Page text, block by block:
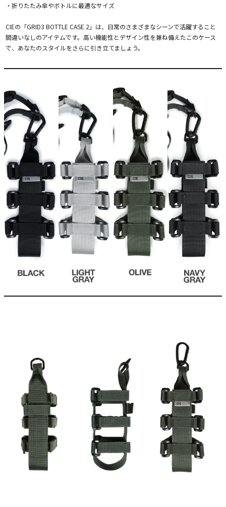
・折りたたみ傘やボトルに最適なサイズ
CIEの「GRID3 BOTTLE CASE 2」は、日常のさまざまなシーンで活躍すること
間違いなしのアイテムです。高い機能性とデザイン性を兼ね備えたこのケース
で、あなたのスタイルをさらに引き立てましょう。